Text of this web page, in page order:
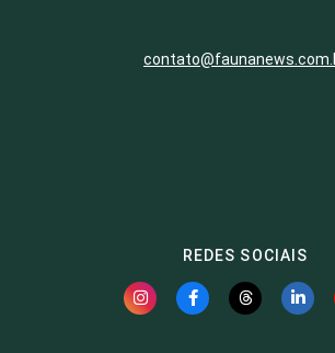
REDES SOCIAIS